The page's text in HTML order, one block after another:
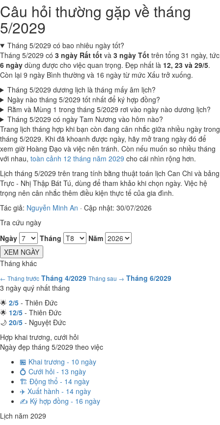
Câu hỏi thường gặp về tháng
5/2029
Tháng 5/2029 có bao nhiêu ngày tốt?
Tháng 5/2029 có 3 ngày Rất tốt và 3 ngày Tốt trên tổng 31 ngày, tức
6 ngày dùng được cho việc quan trọng. Đẹp nhất là 12, 23 và 29/5.
Còn lại 9 ngày Bình thường và 16 ngày từ mức Xấu trở xuống.
Tháng 5/2029 dương lịch là tháng mấy âm lịch?
Ngày nào tháng 5/2029 tốt nhất để ký hợp đồng?
Rằm và Mùng 1 trong tháng 5/2029 rơi vào ngày nào dương lịch?
Tháng 5/2029 có ngày Tam Nương vào hôm nào?
Trang lịch tháng hợp khi bạn còn đang cân nhắc giữa nhiều ngày trong
tháng 5/2029. Khi đã khoanh được ngày, hãy mở trang ngày đó để
xem giờ Hoàng Đạo và việc nên tránh. Còn nếu muốn so nhiều tháng
với nhau, toàn cảnh 12 tháng năm 2029 cho cái nhìn rộng hơn.
Lịch tháng 5/2029 trên trang tính bằng thuật toán lịch Can Chi và bảng
Trực - Nhị Thập Bát Tú, dùng để tham khảo khi chọn ngày. Việc hệ
trọng nên cân nhắc thêm điều kiện thực tế của gia đình.
Tác giả: Nguyễn Minh An · Cập nhật: 30/07/2026
Tra cứu ngày
Ngày
Tháng
Năm
XEM NGÀY
Tháng khác
← Tháng trước Tháng 4/2029 Tháng sau → Tháng 6/2029
3 ngày quý nhất tháng
🌟 2/5 - Thiên Đức
🌟 12/5 - Thiên Đức
🌙 20/5 - Nguyệt Đức
Hợp khai trương, cưới hỏi
Ngày đẹp tháng 5/2029 theo việc
🏪 Khai trương - 10 ngày
💍 Cưới hỏi - 13 ngày
🏗️ Động thổ - 14 ngày
✈️ Xuất hành - 14 ngày
✍️ Ký hợp đồng - 16 ngày
Lịch năm 2029